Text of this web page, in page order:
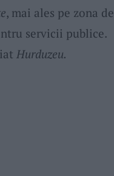
, mai ales pe zona de
servicii publice.
Hurduzeu.